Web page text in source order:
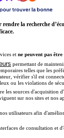
la recherche
et ne peuvent pas être
permettant de
telles que les
vérifier s'il est
ou les violations de
les sources d'acquisition
sur nos sites et nos
utilisateurs afin
de consultation et